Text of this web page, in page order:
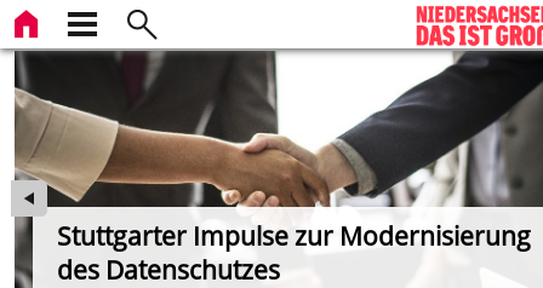
Stuttgarter Impulse zur Modernisierung
des Datenschutzes